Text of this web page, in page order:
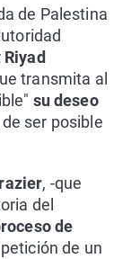
de Palestina
Riyad
transmita al
su deseo
de ser posible
, -que
del
de
de un